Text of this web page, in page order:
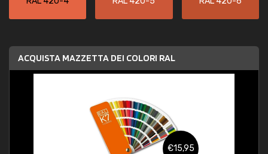
ACQUISTA MAZZETTA DEI COLORI RAL
€15,95